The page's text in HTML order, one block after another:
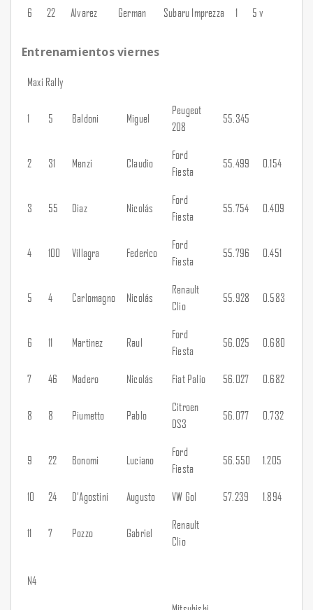
6 22 Alvarez German Subaru Imprezza 1 5 v
Entrenamientos viernes
Maxi Rally
1 5 Baldoni Miguel
Peugeot
208
55.345
2 31 Menzi Claudio
Ford
Fiesta
55.499 0.154
3 55 Diaz Nicolás
Ford
Fiesta
55.754 0.409
4 100 Villagra Federico
Ford
Fiesta
55.796 0.451
5 4 Carlomagno Nicolás
Renault
Clio
55.928 0.583
6 11 Martinez Raul
Ford
Fiesta
56.025 0.680
7 46 Madero Nicolás Fiat Palio 56.027 0.682
8 8 Piumetto Pablo
Citroen
DS3
56.077 0.732
9 22 Bonomi Luciano
Ford
Fiesta
56.550 1.205
10 24 D’Agostini Augusto VW Gol 57.239 1.894
11 7 Pozzo Gabriel
Renault
Clio
N4